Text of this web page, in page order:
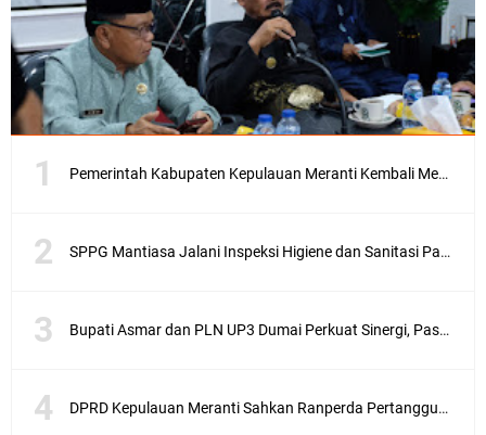
Pemerintah Kabupaten Kepulauan Meranti Kembali Merombak 3 Pejabat Eselon III. A Serta III. B
SPPG Mantiasa Jalani Inspeksi Higiene dan Sanitasi Pangan
Bupati Asmar dan PLN UP3 Dumai Perkuat Sinergi, Pastikan Layanan Listrik Kepulauan Meranti Semakin Andal
DPRD Kepulauan Meranti Sahkan Ranperda Pertanggungjawaban APBD 2025, Pemkab Siap Tindaklanjuti 11 Rekomendasi Banggar